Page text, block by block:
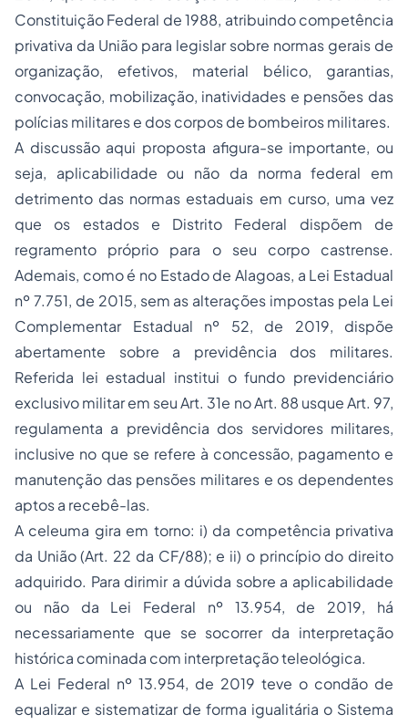
Constituição Federal de 1988, atribuindo competência
privativa da União para legislar sobre normas gerais de
organização, efetivos, material bélico, garantias,
convocação, mobilização, inatividades e pensões das
polícias militares e dos corpos de bombeiros militares.
A discussão aqui proposta afigura-se importante, ou
seja, aplicabilidade ou não da norma federal em
detrimento das normas estaduais em curso, uma vez
que os estados e Distrito Federal dispõem de
regramento próprio para o seu corpo castrense.
Ademais, como é no Estado de Alagoas, a Lei Estadual
nº 7.751, de 2015, sem as alterações impostas pela Lei
Complementar Estadual nº 52, de 2019, dispõe
abertamente sobre a previdência dos militares.
Referida lei estadual institui o fundo previdenciário
exclusivo militar em seu Art. 31e no Art. 88 usqueArt. 97,
regulamenta a previdência dos servidores militares,
inclusive no que se refere à concessão, pagamento e
manutenção das pensões militares e os dependentes
aptos a recebê-las.
A celeuma gira em torno: i) da competência privativa
da União (Art. 22 da CF/88); e ii) o princípio do direito
adquirido. Para dirimir a dúvida sobre a aplicabilidade
ou não da Lei Federal nº 13.954, de 2019, há
necessariamente que se socorrer da interpretação
histórica cominada com interpretação teleológica.
A Lei Federal nº 13.954, de 2019 teve o condão de
equalizar e sistematizar de forma igualitária o Sistema